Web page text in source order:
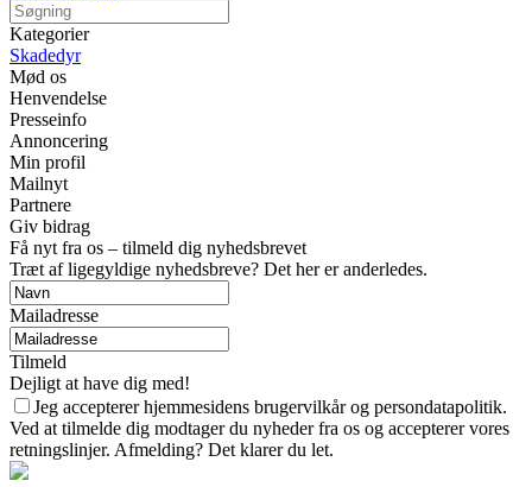
Kategorier
Skadedyr
Mød os
Henvendelse
Presseinfo
Annoncering
Min profil
Mailnyt
Partnere
Giv bidrag
Få nyt fra os – tilmeld dig nyhedsbrevet
Træt af ligegyldige nyhedsbreve? Det her er anderledes.
Mailadresse
Tilmeld
Dejligt at have dig med!
Jeg accepterer hjemmesidens brugervilkår og persondatapolitik.
Ved at tilmelde dig modtager du nyheder fra os og accepterer vores
retningslinjer. Afmelding? Det klarer du let.